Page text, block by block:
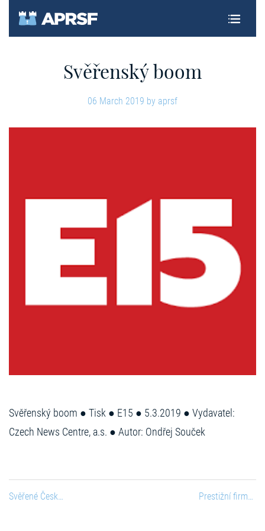
Svěřenský boom
06 March 2019 by aprsf
Svěřenský boom ● Tisk ● E15 ● 5.3.2019 ● Vydavatel:
Czech News Centre, a.s. ● Autor: Ondřej Souček
Svěřené Česko: tuzemští boháči se zbláznili do uklízení majetku Prestižní firma RSM novým členem Asociace pro podporu a rozvoj svěřenských fondů v České republice
CZ